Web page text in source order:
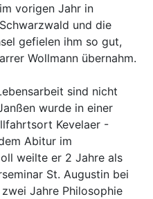
vorigen Jahr in
und die
gefielen ihm so gut,
Wollmann übernahm.
sind nicht
wurde in einer
Kevelaer -
Abitur im
weilte er 2 Jahre als
St. Augustin bei
Jahre Philosophie